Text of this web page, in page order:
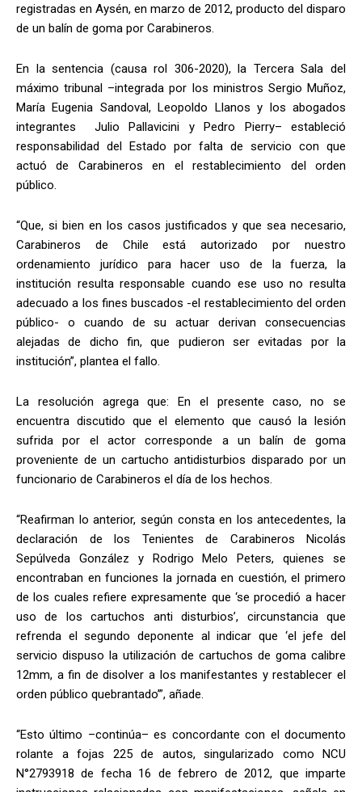
registradas en Aysén, en marzo de 2012, producto del disparo
de un balín de goma por Carabineros.
En la sentencia (causa rol 306-2020), la Tercera Sala del
máximo tribunal –integrada por los ministros Sergio Muñoz,
María Eugenia Sandoval, Leopoldo Llanos y los abogados
integrantes Julio Pallavicini y Pedro Pierry– estableció
responsabilidad del Estado por falta de servicio con que
actuó de Carabineros en el restablecimiento del orden
público.
“Que, si bien en los casos justificados y que sea necesario,
Carabineros de Chile está autorizado por nuestro
ordenamiento jurídico para hacer uso de la fuerza, la
institución resulta responsable cuando ese uso no resulta
adecuado a los fines buscados -el restablecimiento del orden
público- o cuando de su actuar derivan consecuencias
alejadas de dicho fin, que pudieron ser evitadas por la
institución”, plantea el fallo.
La resolución agrega que: En el presente caso, no se
encuentra discutido que el elemento que causó la lesión
sufrida por el actor corresponde a un balín de goma
proveniente de un cartucho antidisturbios disparado por un
funcionario de Carabineros el día de los hechos.
“Reafirman lo anterior, según consta en los antecedentes, la
declaración de los Tenientes de Carabineros Nicolás
Sepúlveda González y Rodrigo Melo Peters, quienes se
encontraban en funciones la jornada en cuestión, el primero
de los cuales refiere expresamente que ‘se procedió a hacer
uso de los cartuchos anti disturbios’, circunstancia que
refrenda el segundo deponente al indicar que ‘el jefe del
servicio dispuso la utilización de cartuchos de goma calibre
12mm, a fin de disolver a los manifestantes y restablecer el
orden público quebrantado’”, añade.
“Esto último –continúa– es concordante con el documento
rolante a fojas 225 de autos, singularizado como NCU
N°2793918 de fecha 16 de febrero de 2012, que imparte